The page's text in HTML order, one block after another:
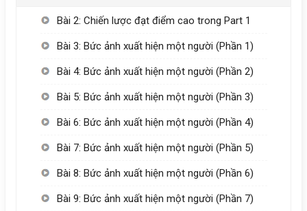
Bài 2: Chiến lược đạt điểm cao trong Part 1
Bài 3: Bức ảnh xuất hiện một người (Phần 1)
Bài 4: Bức ảnh xuất hiện một người (Phần 2)
Bài 5: Bức ảnh xuất hiện một người (Phần 3)
Bài 6: Bức ảnh xuất hiện một người (Phần 4)
Bài 7: Bức ảnh xuất hiện một người (Phần 5)
Bài 8: Bức ảnh xuất hiện một người (Phần 6)
Bài 9: Bức ảnh xuất hiện một người (Phần 7)